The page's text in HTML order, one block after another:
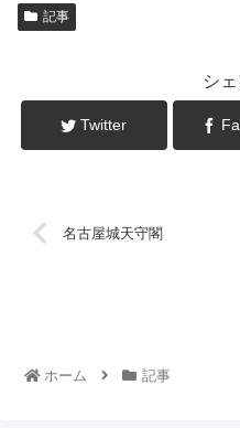
記事
シ
Twitter
名古屋城天守閣
ホーム 記事